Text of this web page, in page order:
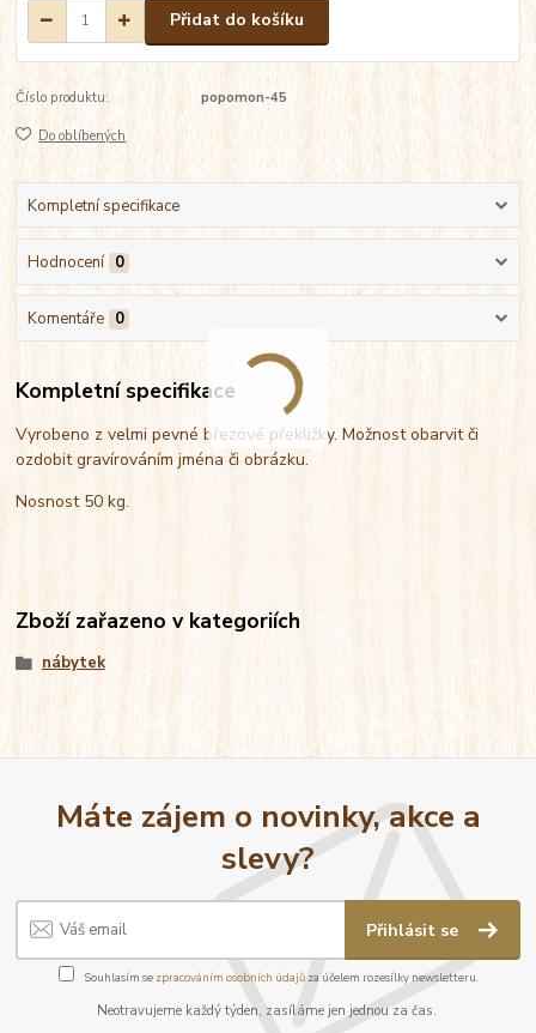
Přidat do košíku
Číslo produktu: popomon-45
Do oblíbených
Kompletní specifikace
Hodnocení 0
Komentáře 0
Kompletní specifikace
Vyrobeno z velmi pevné březové překližky. Možnost obarvit či
ozdobit gravírováním jména či obrázku.
Nosnost 50 kg.
Zboží zařazeno v kategoriích
nábytek
Máte zájem o novinky, akce a
slevy?
Přihlásit se
Souhlasím se zpracováním osobních údajůza účelem rozesílky newsletteru.
Neotravujeme každý týden, zasíláme jen jednou za čas.